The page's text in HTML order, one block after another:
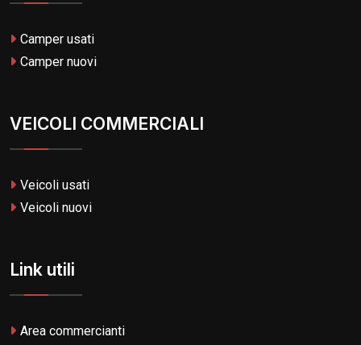
Camper usati
Camper nuovi
VEICOLI COMMERCIALI
Veicoli usati
Veicoli nuovi
Link utili
Area commercianti